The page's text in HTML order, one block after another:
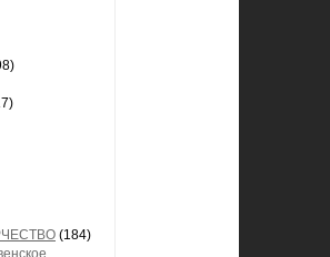
(184)